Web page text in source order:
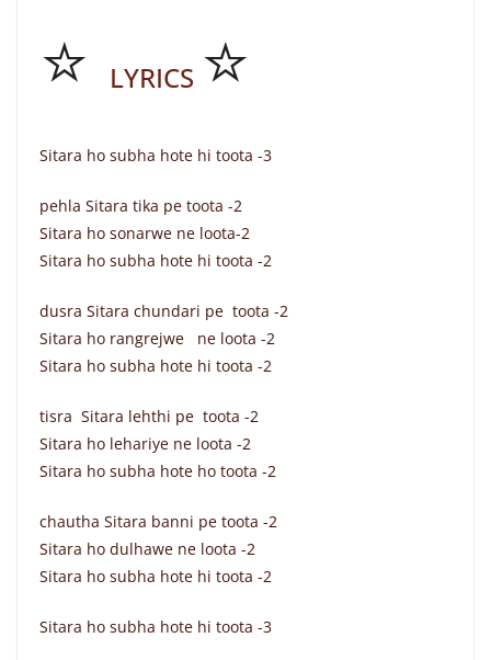
⭐ LYRICS ⭐
Sitara ho subha hote hi toota -3
pehla Sitara tika pe toota -2
Sitara ho sonarwe ne loota-2
Sitara ho subha hote hi toota -2
dusra Sitara chundari pe toota -2
Sitara ho rangrejwe ne loota -2
Sitara ho subha hote hi toota -2
tisra Sitara lehthi pe toota -2
Sitara ho lehariye ne loota -2
Sitara ho subha hote ho toota -2
chautha Sitara banni pe toota -2
Sitara ho dulhawe ne loota -2
Sitara ho subha hote hi toota -2
Sitara ho subha hote hi toota -3